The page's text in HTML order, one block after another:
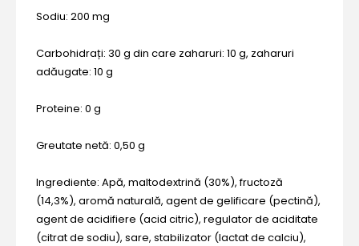
Sodiu: 200 mg
Carbohidrați: 30 g din care zaharuri: 10 g, zaharuri
adăugate: 10 g
Proteine: 0 g
Greutate netă: 0,50 g
Ingrediente: Apă, maltodextrină (30%), fructoză
(14,3%), aromă naturală, agent de gelificare (pectină),
agent de acidifiere (acid citric), regulator de aciditate
(citrat de sodiu), sare, stabilizator (lactat de calciu),